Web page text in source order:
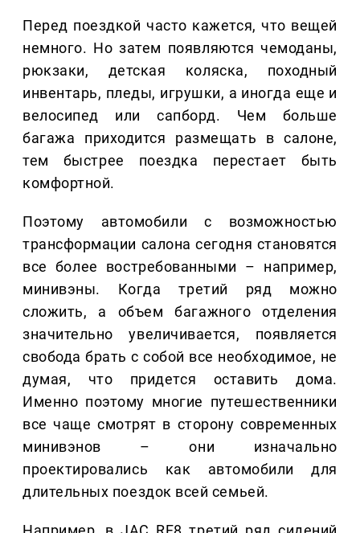
Перед поездкой часто кажется, что вещей
немного. Но затем появляются чемоданы,
рюкзаки, детская коляска, походный
инвентарь, пледы, игрушки, а иногда еще и
велосипед или сапборд. Чем больше
багажа приходится размещать в салоне,
тем быстрее поездка перестает быть
комфортной.
Поэтому автомобили с возможностью
трансформации салона сегодня становятся
все более востребованными – например,
минивэны. Когда третий ряд можно
сложить, а объем багажного отделения
значительно увеличивается, появляется
свобода брать с собой все необходимое, не
думая, что придется оставить дома.
Именно поэтому многие путешественники
все чаще смотрят в сторону современных
минивэнов – они изначально
проектировались как автомобили для
длительных поездок всей семьей.